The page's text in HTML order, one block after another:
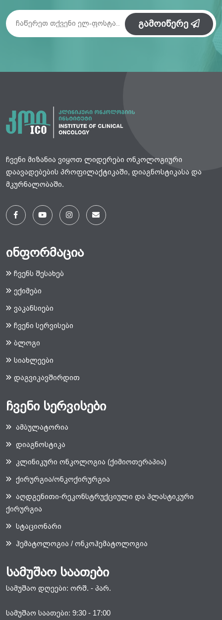
გამოიწერე
ჩვენი მიზანია ვიყოთ ლიდერები ონკოლოგიური
დაავადებების პროფილაქტიკაში, დიაგნოსტიკასა და
მკურნალობაში.
ინფორმაცია
ჩვენს შესახებ
ექიმები
ვაკანსიები
ჩვენი სერვისები
ბლოგი
სიახლეები
დაგვიკავშირდით
ჩვენი სერვისები
ამბულატორია
დიაგნოსტიკა
კლინიკური ონკოლოგია (ქიმიოთერაპია)
ქირურგია/ონკოქირურგია
აღდგენითი-რეკონსტრუქციული და პლასტიკური
ქირურგია
სტაციონარი
ჰემატოლოგია / ონკოჰემატოლოგია
სამუშაო საათები
სამუშაო დღეები: ორშ. - პარ.
სამუშაო საათები: 9:30 - 17:00